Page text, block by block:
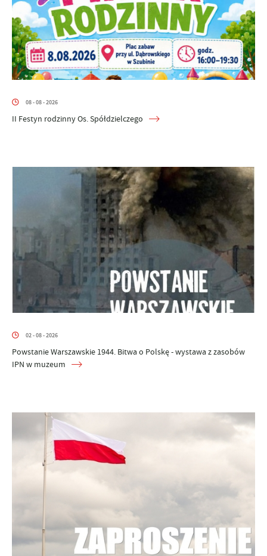
08 - 08 - 2026
II Festyn rodzinny Os. Spółdzielczego
02 - 08 - 2026
Powstanie Warszawskie 1944. Bitwa o Polskę - wystawa z zasobów
IPN w muzeum